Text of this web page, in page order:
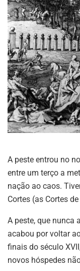
A peste entrou no
entre um terço a
nação ao caos.
Cortes (as Cortes
A peste, que nunca
acabou por voltar
finais do século
novos hóspedes